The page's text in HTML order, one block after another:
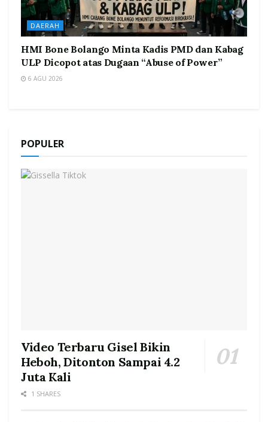
DAERAH
HMI Bone Bolango Minta Kadis PMD dan Kabag
ULP Dicopot atas Dugaan “Abuse of Power”
6 AGU 2026
POPULER
Video Terbaru Gisel Bikin
Heboh, Ditonton Sampai 4.2
Juta Kali
1 SHARES